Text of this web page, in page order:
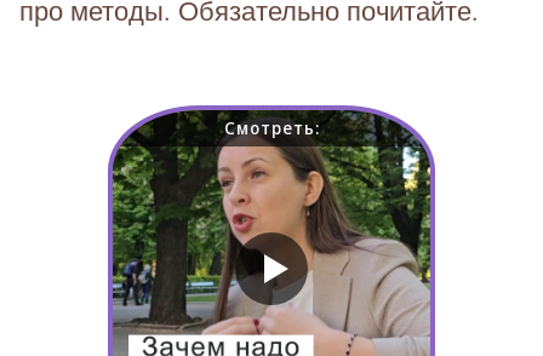
про методы. Обязательно почитайте.
Смотреть: